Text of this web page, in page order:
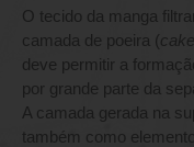
O tecido da manga
camada de poeira (cake
deve permitir a
por grande parte da
A camada gerada na
também como